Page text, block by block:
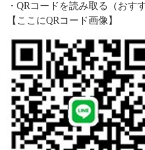
・QRコードを読み取る（おす
【ここにQRコード画像】